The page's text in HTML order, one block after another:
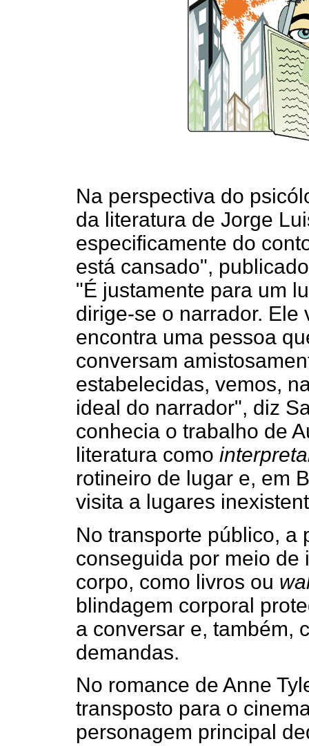
Na perspectiva do
da literatura de Jorge
especificamente do
está cansado",
"É justamente para um
dirige-se o narrador. Ele
encontra uma pessoa
conversam
estabelecidas, vemos,
ideal do narrador", diz
conhecia o trabalho de
literatura como
rotineiro de lugar e, em
visita a lugares
No transporte público,
conseguida por meio de
corpo, como livros ou
blindagem corporal
a conversar e, também,
demandas.
No romance de Anne
transposto para o
personagem principal